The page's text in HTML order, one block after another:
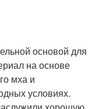
основой для
на основе
мха и
условиях.